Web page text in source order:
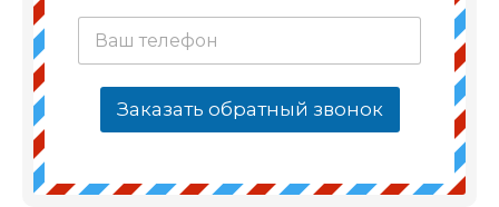
Заказать обратный звонок